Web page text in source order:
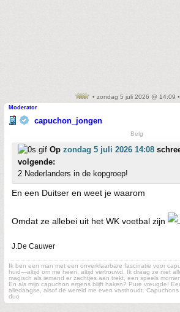
• zondag 5 juli 2026 @ 14:09
Moderator
capuchon_jongen
Belg
Op zondag 5 juli 2026 14:08
volgende:
2 Nederlanders in de kopgroep!
En een Duitser en weet je waarom
Omdat ze allebei uit het WK voetbal zijn
J.De Cauwer
Ik ben een man met een onverklaarbare fascinatie voor
huid—altijd om me heen, altijd vertrouwd. Ik draag ze niet
magisch als iemand er zachtjes aan trekt, een speels
En als mijn capuchon ergens blijft haken? Pure vreugde!
alledaagse, alsof de wereld me even vasthoudt.
duo